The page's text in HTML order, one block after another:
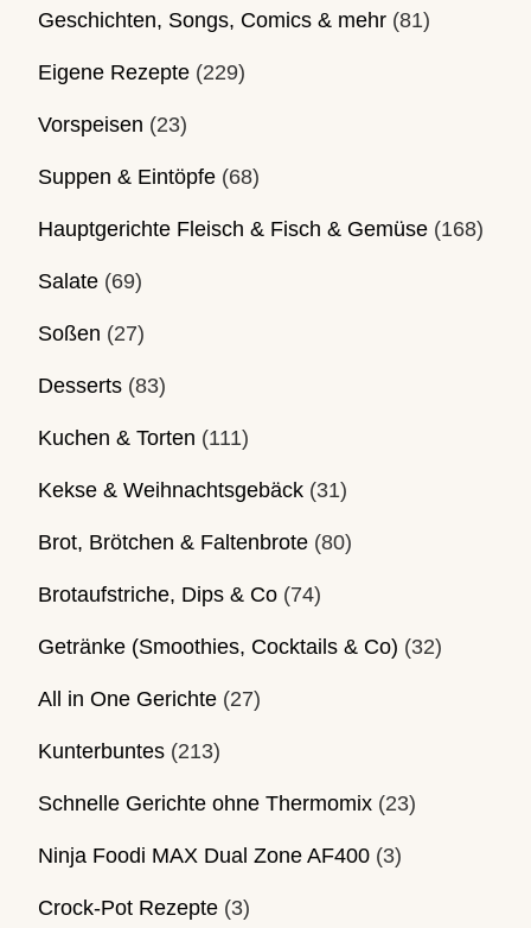
Geschichten, Songs, Comics & mehr (81)
Eigene Rezepte (229)
Vorspeisen (23)
Suppen & Eintöpfe (68)
Hauptgerichte Fleisch & Fisch & Gemüse (168)
Salate (69)
Soßen (27)
Desserts (83)
Kuchen & Torten (111)
Kekse & Weihnachtsgebäck (31)
Brot, Brötchen & Faltenbrote (80)
Brotaufstriche, Dips & Co (74)
Getränke (Smoothies, Cocktails & Co) (32)
All in One Gerichte (27)
Kunterbuntes (213)
Schnelle Gerichte ohne Thermomix (23)
Ninja Foodi MAX Dual Zone AF400 (3)
Crock-Pot Rezepte (3)